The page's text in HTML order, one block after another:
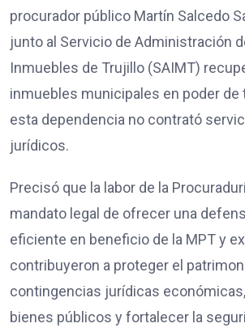
procurador público Martín Salcedo
junto al Servicio de Administración
Inmuebles de Trujillo (SAIMT)
inmuebles municipales en poder de
esta dependencia no contrató
jurídicos.
Precisó que la labor de la
mandato legal de ofrecer una
eficiente en beneficio de la MPT y
contribuyeron a proteger el
contingencias jurídicas
bienes públicos y fortalecer la